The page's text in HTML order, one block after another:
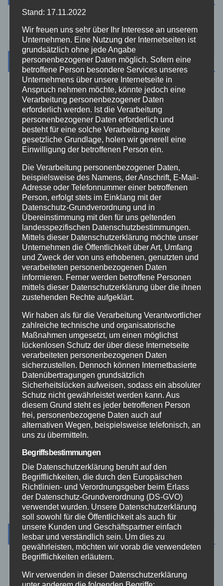
Kategorien
Aktuelles
Allgemein
Altenkirchen
Bundespolizei
Feuerwehr
Hilfsorganisationen
Mayen-Koblenz
Neuwied
Rettungsdienst
Rhein-Lahn
THW
Veranstaltungen
Video
Westerwald
Zoll
Archiv
Stand: 17.11.2022
Wir freuen uns sehr über Ihr Interesse an unserem
Unternehmen. Eine Nutzung der Internetseiten ist
grundsätzlich ohne jede Angabe
personenbezogener Daten möglich. Sofern eine
betroffene Person besondere Services unseres
Unternehmens über unsere Internetseite in
Anspruch nehmen möchte, könnte jedoch eine
Verarbeitung personenbezogener Daten
erforderlich werden. Ist die Verarbeitung
personenbezogener Daten erforderlich und
besteht für eine solche Verarbeitung keine
gesetzliche Grundlage, holen wir generell eine
Einwilligung der betroffenen Person ein.
Die Verarbeitung personenbezogener Daten,
beispielsweise des Namens, der Anschrift, E-Mail-
Adresse oder Telefonnummer einer betroffenen
Person, erfolgt stets im Einklang mit der
Datenschutz-Grundverordnung und in
Übereinstimmung mit den für uns geltenden
landesspezifischen Datenschutzbestimmungen.
Mittels dieser Datenschutzerklärung möchte unser
Unternehmen die Öffentlichkeit über Art, Umfang
und Zweck der von uns erhobenen, genutzten und
verarbeiteten personenbezogenen Daten
informieren. Ferner werden betroffene Personen
mittels dieser Datenschutzerklärung über die ihnen
zustehenden Rechte aufgeklärt.
Wir haben als für die Verarbeitung Verantwortlicher
zahlreiche technische und organisatorische
Maßnahmen umgesetzt, um einen möglichst
lückenlosen Schutz der über diese Internetseite
verarbeiteten personenbezogenen Daten
sicherzustellen. Dennoch können Internetbasierte
Datenübertragungen grundsätzlich
Sicherheitslücken aufweisen, sodass ein absoluter
Schutz nicht gewährleistet werden kann. Aus
diesem Grund steht es jeder betroffenen Person
frei, personenbezogene Daten auch auf
alternativen Wegen, beispielsweise telefonisch, an
uns zu übermitteln.
Begriffsbestimmungen
Die Datenschutzerklärung beruht auf den
Begrifflichkeiten, die durch den Europäischen
Richtlinien- und Verordnungsgeber beim Erlass
der Datenschutz-Grundverordnung (DS-GVO)
verwendet wurden. Unsere Datenschutzerklärung
soll sowohl für die Öffentlichkeit als auch für
unsere Kunden und Geschäftspartner einfach
lesbar und verständlich sein. Um dies zu
gewährleisten, möchten wir vorab die verwendeten
Begrifflichkeiten erläutern.
Wir verwenden in dieser Datenschutzerklärung